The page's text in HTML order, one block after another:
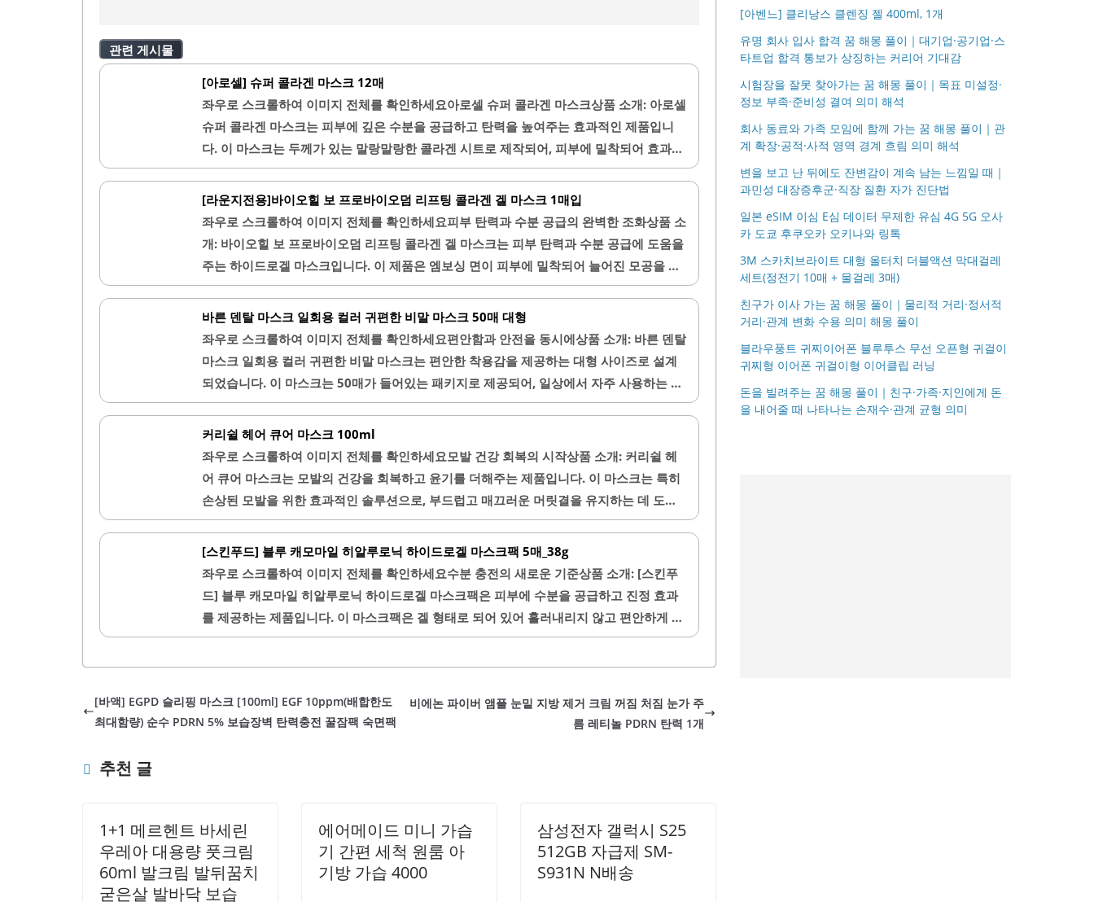
관련 게시물
[아로셀] 슈퍼 콜라겐 마스크 12매
좌우로 스크롤하여 이미지 전체를 확인하세요아로셀 슈퍼 콜라겐 마스크상품 소개: 아로셀
슈퍼 콜라겐 마스크는 피부에 깊은 수분을 공급하고 탄력을 높여주는 효과적인 제품입니
다. 이 마스크는 두께가 있는 말랑말랑한 콜라겐 시트로 제작되어, 피부에 밀착되어 효과적
으로 영양을 전달합니다. 사용 후에는 피부가 촉촉해지고 빛나는 느낌을 경험할 수 있습니
다.특히, 이 마스크는 모공을 조여주고 피부 결을 매끄럽게 만들어 주는 데 도움을 줍니다.
아로셀 마스크는 고급스러운 성분을 사용하여 피부에 필요한 영양을 공급하며, 피부과 시
술에 비해 경제적인 가격으로 효과를 누릴 수 있습니다. 사용자는 이 마스크를 통해 피부의
탄력을 느끼고, 피부 상태가 개선되는 것을 경험할 수 있습니다.또한, 이 마스크는 사용이
[라운지전용]바이오힐 보 프로바이오덤 리프팅 콜라겐 겔 마스크 1매입
좌우로 스크롤하여 이미지 전체를 확인하세요피부 탄력과 수분 공급의 완벽한 조화상품 소
개: 바이오힐 보 프로바이오덤 리프팅 콜라겐 겔 마스크는 피부 탄력과 수분 공급에 도움을
주는 하이드로겔 마스크입니다. 이 제품은 엠보싱 면이 피부에 밀착되어 늘어진 모공을 개
선하는 데 효과적입니다. 사용 시 약 45분 동안 붙이고 있으면 성분이 피부에 흡수되며, 마
스크가 투명해지는 것을 느낄 수 있습니다.사용 후에는 피부 결이 더욱 쫀쫀해지고 은은한
광채가 올라옵니다. 겔 타입으로 제작되어 밀착력이 뛰어나며, 사용 중에도 편안함을 제공
합니다. 마스크를 제거한 후에는 피부가 매끈해지고 윤기가 살아나는 효과를 경험할 수 있
습니다.이 제품은 피부가 예민한 날에도 부담 없이 사용할 수 있어, 다양한 피부 타입에 적
바른 덴탈 마스크 일회용 컬러 귀편한 비말 마스크 50매 대형
좌우로 스크롤하여 이미지 전체를 확인하세요편안함과 안전을 동시에상품 소개: 바른 덴탈
마스크 일회용 컬러 귀편한 비말 마스크는 편안한 착용감을 제공하는 대형 사이즈로 설계
되었습니다. 이 마스크는 50매가 들어있는 패키지로 제공되어, 일상에서 자주 사용하는 마
스크를 충분히 확보할 수 있습니다. 마스크의 디자인은 귀에 부담을 주지 않도록 고려되어,
장시간 착용해도 편안함을 유지합니다.또한, 입에 닿는 부분이 덧대어져 있어 더욱 부드러
운 착용감을 제공합니다. 다양한 색상 옵션이 있어 개인의 취향에 맞춰 선택할 수 있으며,
화이트와 블랙 외에도 베이지, 코랄 등 다양한 컬러가 제공됩니다. 이 마스크는 가벼운 무
게로 인해 착용 시 부담이 적으며, 밀착력이 뛰어나 코와 얼굴에 잘 맞습니다.마스크의 재
커리쉴 헤어 큐어 마스크 100ml
좌우로 스크롤하여 이미지 전체를 확인하세요모발 건강 회복의 시작상품 소개: 커리쉴 헤
어 큐어 마스크는 모발의 건강을 회복하고 윤기를 더해주는 제품입니다. 이 마스크는 특히
손상된 모발을 위한 효과적인 솔루션으로, 부드럽고 매끄러운 머릿결을 유지하는 데 도움
을 줍니다. 사용 후에는 드라이한 모발 끝에 윤기가 나고 정전기가 발생하지 않는 특징이
있습니다.또한, 꾸준한 사용을 통해 머릿결이 매끈해지고 탄력이 생기는 효과를 경험할 수
있습니다. 커리쉴 헤어 큐어 마스크는 사용이 간편하여 바쁜 아침에도 손쉽게 적용할 수 있
습니다. 제품의 향은 상큼하고 기분을 좋게 만들어 주며, 사용 후에는 머릿결이 부드럽고
촉촉하게 유지됩니다.이 마스크는 특히 곱슬머리나 얇은 모발을 가진 분들에게 추천됩니
[스킨푸드] 블루 캐모마일 히알루로닉 하이드로겔 마스크팩 5매_38g
좌우로 스크롤하여 이미지 전체를 확인하세요수분 충전의 새로운 기준상품 소개: [스킨푸
드] 블루 캐모마일 히알루로닉 하이드로겔 마스크팩은 피부에 수분을 공급하고 진정 효과
를 제공하는 제품입니다. 이 마스크팩은 겔 형태로 되어 있어 흘러내리지 않고 편안하게 착
용할 수 있습니다. 피부에 밀착력이 뛰어나며, 에센스가 피부에 빠르게 흡수되어 촉촉한 느
는 데 효과적입니다. 사용 후에는 피부가 촉촉하게 유지되며, 번들거림이나 끈적임이 남지
않습니다.이 제품은 민감한 피부에도 적합하여 자극 없이 사용할 수 있습니다. 마스크팩을
[바액] EGPD 슬리핑 마스크 [100ml] EGF 10ppm(배합한도
최대함량) 순수 PDRN 5% 보습장벽 탄력충전 꿀잠팩 숙면팩
비에논 파이버 앰플 눈밑 지방 제거 크림 꺼짐 처짐 눈가 주
름 레티놀 PDRN 탄력 1개
추천 글
1+1 메르헨트 바세린
우레아 대용량 풋크림
60ml 발크림 발뒤꿈치
굳은살 발바닥 보습
에어메이드 미니 가습
기 간편 세척 원룸 아
기방 가습 4000
삼성전자 갤럭시 S25
512GB 자급제 SM-
S931N N배송
[아벤느] 클리낭스 클렌징 젤 400ml, 1개
유명 회사 입사 합격 꿈 해몽 풀이｜대기업·공기업·스
타트업 합격 통보가 상징하는 커리어 기대감
시험장을 잘못 찾아가는 꿈 해몽 풀이｜목표 미설정·
정보 부족·준비성 결여 의미 해석
회사 동료와 가족 모임에 함께 가는 꿈 해몽 풀이｜관
계 확장·공적·사적 영역 경계 흐림 의미 해석
변을 보고 난 뒤에도 잔변감이 계속 남는 느낌일 때｜
과민성 대장증후군·직장 질환 자가 진단법
일본 eSIM 이심 E심 데이터 무제한 유심 4G 5G 오사
카 도쿄 후쿠오카 오키나와 링톡
3M 스카치브라이트 대형 올터치 더블액션 막대걸레
세트(정전기 10매 + 물걸레 3매)
친구가 이사 가는 꿈 해몽 풀이｜물리적 거리·정서적
거리·관계 변화 수용 의미 해몽 풀이
블라우풍트 귀찌이어폰 블루투스 무선 오픈형 귀걸이
귀찌형 이어폰 귀걸이형 이어클립 러닝
돈을 빌려주는 꿈 해몽 풀이｜친구·가족·지인에게 돈
을 내어줄 때 나타나는 손재수·관계 균형 의미